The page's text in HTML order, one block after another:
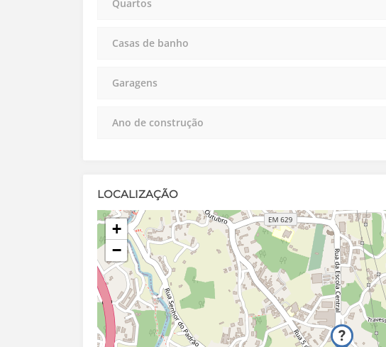
Quartos
Casas de banho
Garagens
Ano de construção
LOCALIZAÇÃO
+
−